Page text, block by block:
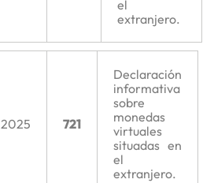
el
extranjero.
2025 721
Declaración
informativa
sobre
monedas
virtuales
situadas en
el
extranjero.